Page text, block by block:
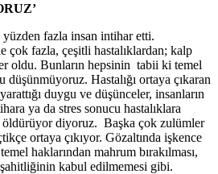
fazla insan intihar etti.
çok fazla, çeşitli hastalıklardan; kalp
oldu. Bunların hepsinin tabii ki temel
düşünmüyoruz. Hastalığı ortaya çıkaran
duygu ve düşünceler, insanların
ya da stres sonucu hastalıklara
diyoruz. Başka çok zulümler
ortaya çıkıyor. Gözaltında işkence
haklarından mahrum bırakılması,
kabul edilmemesi gibi.